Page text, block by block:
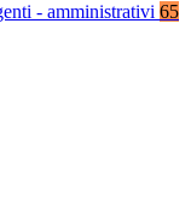
- amministrativi 65